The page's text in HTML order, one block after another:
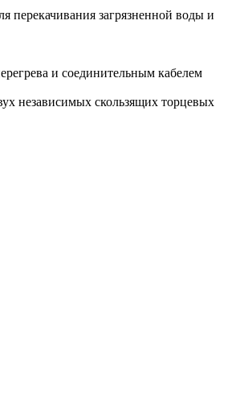
перекачивания загрязненной воды и
и соединительным кабелем
независимых скользящих торцевых